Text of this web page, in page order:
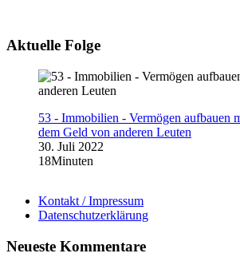
Aktuelle Folge
53 - Immobilien - Vermögen aufbauen
dem Geld von anderen Leuten
30. Juli 2022
18Minuten
Kontakt / Impressum
Datenschutzerklärung
Neueste Kommentare